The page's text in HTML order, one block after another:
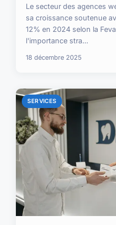
Le secteur des agences
sa croissance soutenue
12% en 2024 selon la
l'importance stra...
18 décembre 2025
SERVICES